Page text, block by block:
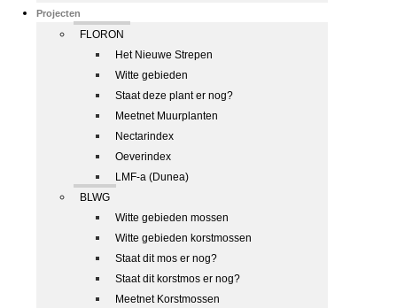
Projecten
FLORON
Het Nieuwe Strepen
Witte gebieden
Staat deze plant er nog?
Meetnet Muurplanten
Nectarindex
Oeverindex
LMF-a (Dunea)
BLWG
Witte gebieden mossen
Witte gebieden korstmossen
Staat dit mos er nog?
Staat dit korstmos er nog?
Meetnet Korstmossen